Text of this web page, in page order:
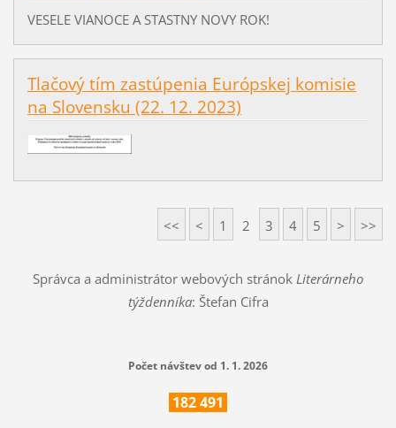
VESELE VIANOCE A STASTNY NOVY ROK!
Tlačový tím zastúpenia Európskej komisie
na Slovensku (22. 12. 2023)
<< < 1 2 3 4 5 > >>
Správca a administrátor webových stránok Literárneho
týždenníka: Štefan Cifra
Počet návštev od 1. 1. 2026
182491